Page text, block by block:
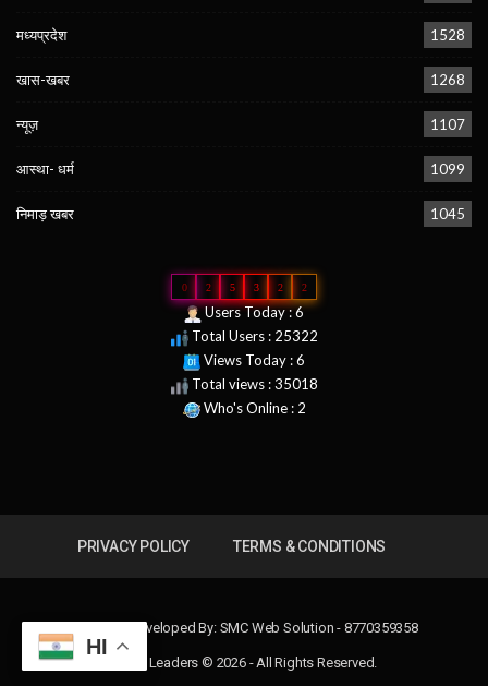
मध्यप्रदेश 1528
खास-खबर 1268
न्यूज़ 1107
आस्था- धर्म 1099
निमाड़ खबर 1045
0 2 5 3 2 2
Users Today : 6
Total Users : 25322
Views Today : 6
Total views : 35018
Who's Online : 2
PRIVACY POLICY TERMS & CONDITIONS
Design & Developed By: SMC Web Solution - 8770359358
News Leaders © 2026 - All Rights Reserved.
HI